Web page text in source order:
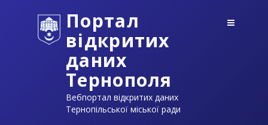
Портал
відкритих
даних
Тернополя
Вебпортал відкритих даних
Тернопільської міської ради